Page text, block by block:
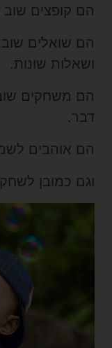
קופצים שוב
שואלים שוב
שונות.
משחקים שוב
אוהבים לשמוע
כמובן לשחק